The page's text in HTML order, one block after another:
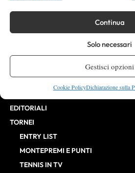
Continua
Solo necessari
Gestisci opzioni
Cookie PolicyDichiarazione sulla
BILLIE JEAN KING CUP
ATP FINALS
EDITORIALI
TORNEI
ENTRY LIST
MONTEPREMI E PUNTI
TENNIS IN TV